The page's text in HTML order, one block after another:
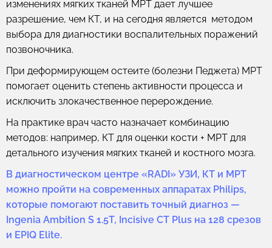
изменениях мягких тканей МРТ дает лучшее
разрешение, чем КТ, и на сегодня является методом
выбора для диагностики воспалительных поражений
позвоночника.
При деформирующем остеите (болезни Педжета) МРТ
помогает оценить степень активности процесса и
исключить злокачественное перерождение.
На практике врач часто назначает комбинацию
методов: например, КТ для оценки кости + МРТ для
детального изучения мягких тканей и костного мозга.
В диагностическом центре «RADI» УЗИ, КТ и МРТ
можно пройти на современных аппаратах Philips,
которые помогают поставить точный диагноз —
Ingenia Ambition S 1.5T, Incisive CT Plus на 128 срезов
и EPIQ Elite.